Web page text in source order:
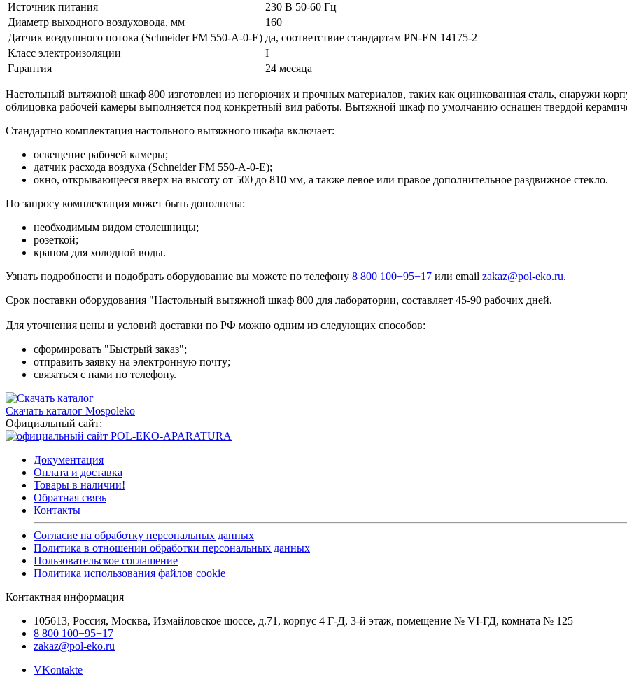
Источник питания
230 В 50-60 Гц
Диаметр выходного воздуховода, мм
160
Датчик воздушного потока (Schneider FM 550-A-0-E) да, соответствие стандартам PN-EN 14175-2
Класс электроизоляции
I
Гарантия
24 месяца
Настольный вытяжной шкаф 800 изготовлен из негорючих и прочных материалов, таких как оцинкованная сталь, снаружи
облицовка рабочей камеры выполняется под конкретный вид работы. Вытяжной шкаф по умолчанию оснащен твердой
Стандартно комплектация настольного вытяжного шкафа включает:
освещение рабочей камеры;
датчик расхода воздуха (Schneider FM 550-A-0-E);
окно, открывающееся вверх на высоту от 500 до 810 мм, а также левое или правое дополнительное раздвижное стекло.
По запросу комплектация может быть дополнена:
необходимым видом столешницы;
розеткой;
краном для холодной воды.
Узнать подробности и подобрать оборудование вы можете по телефону 8 800 100−95−17 или email zakaz@pol-eko.ru.
Срок поставки оборудования "Настольный вытяжной шкаф 800 для лаборатории, составляет 45-90 рабочих дней.
Для уточнения цены и условий доставки по РФ можно одним из следующих способов:
сформировать "Быстрый заказ";
отправить заявку на электронную почту;
связаться с нами по телефону.
Скачать каталог Mospoleko
Официальный сайт:
Документация
Оплата и доставка
Товары в наличии!
Обратная связь
Контакты
Согласие на обработку персональных данных
Политика в отношении обработки персональных данных
Пользовательское соглашение
Политика использования файлов cookie
Контактная информация
105613, Россия, Москва, Измайловское шоссе, д.71, корпус 4 Г-Д, 3-й этаж, помещение № VI-ГД, комната № 125
8 800 100−95−17
zakaz@pol-eko.ru
VKontakte